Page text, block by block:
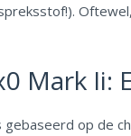
Mark Ii:
gebaseerd op de